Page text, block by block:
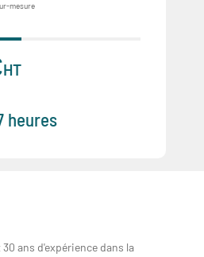
mesure
HT
heures
ans d'expérience dans la